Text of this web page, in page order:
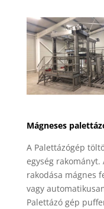
Mágneses
A Palettázógép
egység
rakodása mágnes
vagy
Palettázó gép